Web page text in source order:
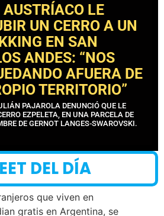
LE
UN CERRO A UN
EN SAN
ANDES: “NOS
AFUERA DE
TERRITORIO”
PAJAROLA DENUNCIÓ QUE LE
EZPELETA, EN UNA PARCELA DE
DE GERNOT LANGES-SWAROVSKI.
DEL DÍA
que viven en
gratis en Argentina, se